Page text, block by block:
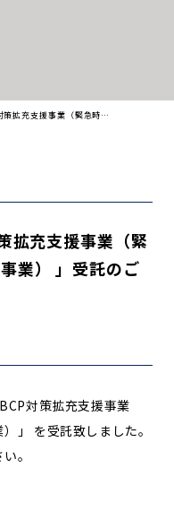
策拡充支援事業（緊急時…
拡充支援事業（緊
業） 」受託のご
対策拡充支援事業
」 を受託致しました。
。